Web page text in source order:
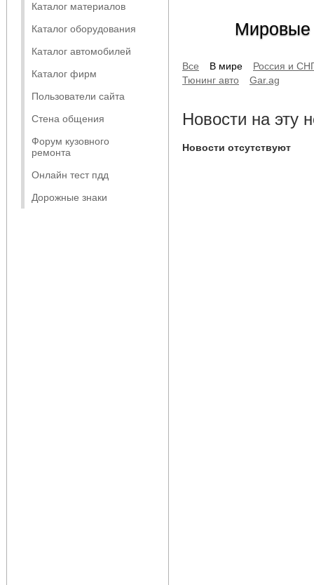
Каталог материалов
Каталог оборудования
Каталог автомобилей
Каталог фирм
Пользователи сайта
Стена общения
Форум кузовного
ремонта
Онлайн тест пдд
Дорожные знаки
Мировые
Все В мире
Россия и
Тюнинг авто
Gar.ag
Новости на эту
Новости отсутствуют